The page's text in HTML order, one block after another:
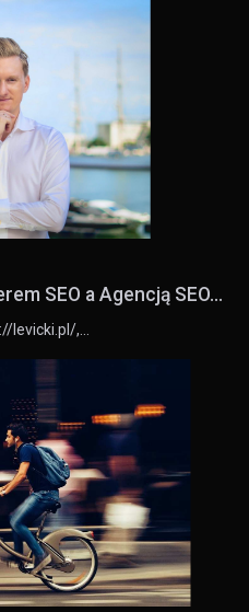
SEO a Agencją SEO...
levicki.pl/,…